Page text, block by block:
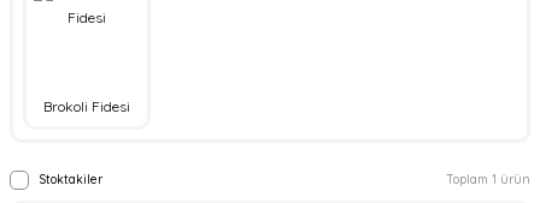
Brokoli Fidesi
Stoktakiler Toplam 1 ürün